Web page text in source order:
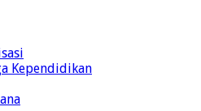
Kependidikan